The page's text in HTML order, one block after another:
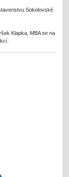
Sokolovské
Klapka, MBA se na